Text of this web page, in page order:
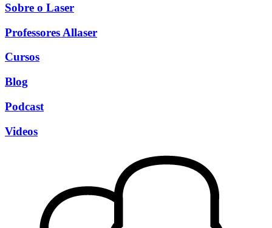
Sobre o Laser
Professores Allaser
Cursos
Blog
Podcast
Videos